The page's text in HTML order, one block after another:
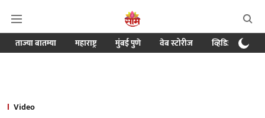
ताज्या बातम्या महाराष्ट्र मुंबई पुणे वेब स्टोरीज व्हिडिओ
Video